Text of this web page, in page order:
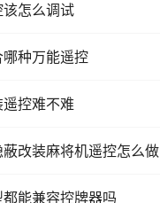
怎么调试
种万能遥控
控难不难
改装麻将机遥控怎么做
能兼容控牌器吗